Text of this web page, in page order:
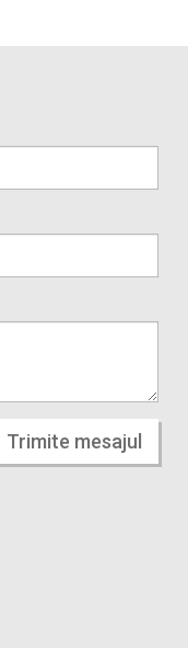
Trimite mesajul